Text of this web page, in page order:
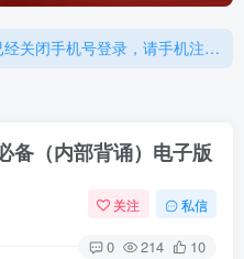
更新提示：已经更新部分机构主观题法考资料，推荐厚大的考点清单，高清版，特别适合学习！
备（内部背诵）电子版
关注 私信
0 214 10